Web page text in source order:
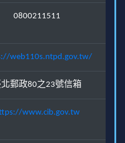
0800211511
web110s.ntpd.gov.tw/
北郵政80之23號信箱
www.cib.gov.tw